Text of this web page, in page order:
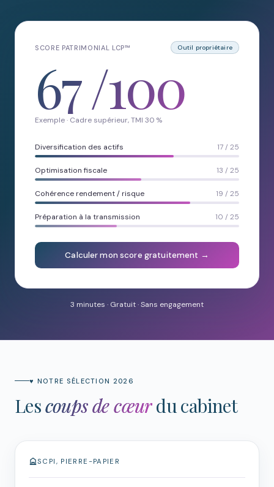
SCORE PATRIMONIAL LCP™ Outil propriétaire
67/100
Exemple · Cadre supérieur, TMI 30 %
Diversification des actifs 17 / 25
Optimisation fiscale 13 / 25
Cohérence rendement / risque 19 / 25
Préparation à la transmission 10 / 25
Calculer mon score gratuitement →
3 minutes · Gratuit · Sans engagement
♥ NOTRE SÉLECTION 2026
Lescoups de cœurdu cabinet
SCPI, PIERRE-PAPIER